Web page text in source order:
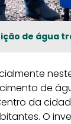
de água
de
da
O